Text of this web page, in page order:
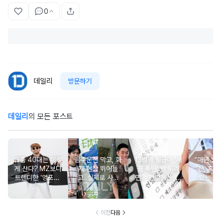
0
데일리 방문하기
데일리 의 모든 포스트
요즘 40대는 이렇
게 산다? MZ보다
트렌디한 ‘영포티’
분석
음주운전 막고, 화
재 현장 뛰어들
고..실제로 사람
구한 연예인 10
13월의 월급이 '세
금 폭탄' 안 되려
면? '연말정산' 핵
심 꿀팁 A to Z
“매년 받
진, 혹시
있는 건
요?”
이전다음